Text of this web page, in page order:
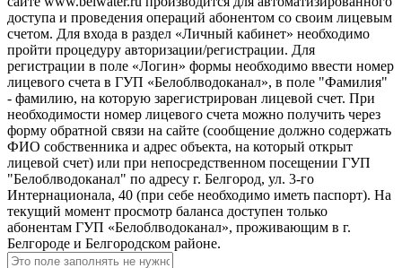
доступа и проведения операций абонентом со своим лицевым
счетом. Для входа в раздел «Личный кабинет» необходимо
пройти процедуру авторизации/регистрации. Для
регистрации в поле «Логин» формы необходимо ввести номер
лицевого счета в ГУП «Белоблводоканал», в поле "Фамилия"
- фамилию, на которую зарегистрирован лицевой счет. При
необходимости номер лицевого счета можно получить через
форму обратной связи на сайте (сообщение должно содержать
ФИО собственника и адрес объекта, на который открыт
лицевой счет) или при непосредственном посещении ГУП
"Белоблводоканал" по адресу г. Белгород, ул. 3-го
Интернационала, 40 (при себе необходимо иметь паспорт). На
текущий момент просмотр баланса доступен только
абонентам ГУП «Белоблводоканал», проживающим в г.
Белгороде и Белгородском районе.